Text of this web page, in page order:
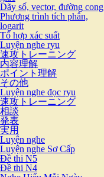
Dãy số, vector, đường cong
Phương trình tích phân,
logarit
Tổ hợp xác suất
Luyện nghe ryu
速攻トレーニング
内容理解
ポイント理解
その他
Luyện nghe đọc ryu
速攻トレーニング
相談
発表
実用
Luyện nghe
Luyện nghe Sơ Cấp
Đề thi N5
Đề thi N4